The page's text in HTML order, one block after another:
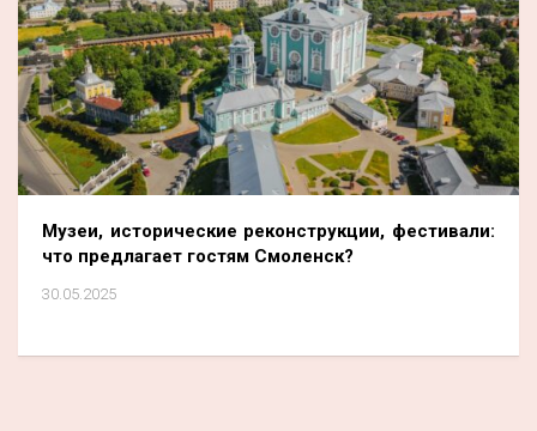
Музеи, исторические реконструкции, фестивали:
что предлагает гостям Смоленск?
30.05.2025